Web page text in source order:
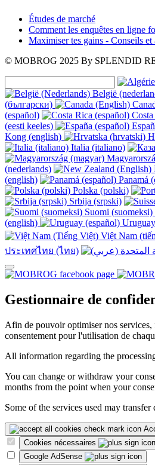
Études de marché
Comment les enquêtes en ligne
Maximiser tes gains - Conseils et
© MOBROG 2025 By SPLENDID
België
(български)
(español)
(eesti keeles)
Kong (english)
Italia (italiano)
(nederlands)
(english)
Panamá
Polska (polski)
Srbija (srpski)
Suomi (suomeksi)
(english)
Việt Nam
ประเทศไทย (ไทย)
Gestionnaire de
Afin de pouvoir optimiser nos services,
consentement pour l'utilisation de
All information regarding the
You can change or withdraw your
months from the point when your
Some of the services used may
Cookies nécessaires
Google AdSense